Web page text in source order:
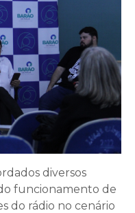
diversos
funcionamento de
do rádio no cenário